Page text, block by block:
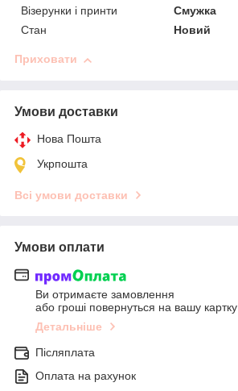
Візерунки і принти
Смужка
Стан
Новий
Приховати
Умови доставки
Нова Пошта
Укрпошта
Всі умови доставки
Умови оплати
Ви отримаєте замовлення
або гроші повернуться на вашу картку
Детальніше
Післяплата
Оплата на рахунок